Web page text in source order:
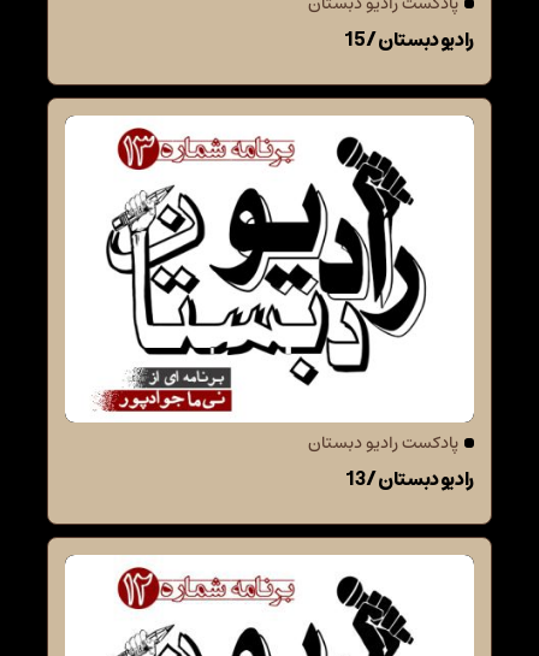
رادیو دبستان / 15
پادکست رادیو دبستان
رادیو دبستان / 13